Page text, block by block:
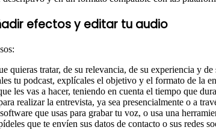
efectos y editar tu audio
quieras tratar, de su relevancia, de su experiencia y
tu podcast, explícales el objetivo y el formato de la
les vas a hacer, teniendo en cuenta el tiempo que
realizar la entrevista, ya sea presencialmente o a
que usas para grabar tu voz, o usa una
que te envíen sus datos de contacto o sus redes